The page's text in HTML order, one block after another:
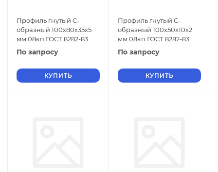
Профиль гнутый C-
образный 100х80х35х5
мм 08кп ГОСТ 8282-83
По запросу
КУПИТЬ
Профиль гнутый C-
образный 100х50х10х2
мм 08кп ГОСТ 8282-83
По запросу
КУПИТЬ